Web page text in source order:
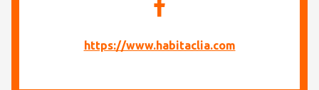
https://www.habitaclia.com